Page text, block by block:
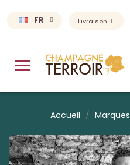
FR Livraison
Accueil Marques